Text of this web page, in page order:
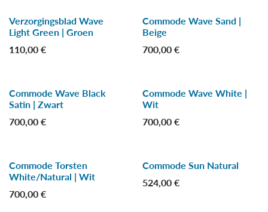
Verzorgingsblad Wave
Light Green | Groen
110,00 €
Commode Wave Sand |
Beige
700,00€
Commode Wave Black
Satin | Zwart
700,00 €
Commode Wave White |
Wit
700,00€
Commode Torsten
White/Natural | Wit
700,00 €
-25 %
Commode Sun Natural
524,00€